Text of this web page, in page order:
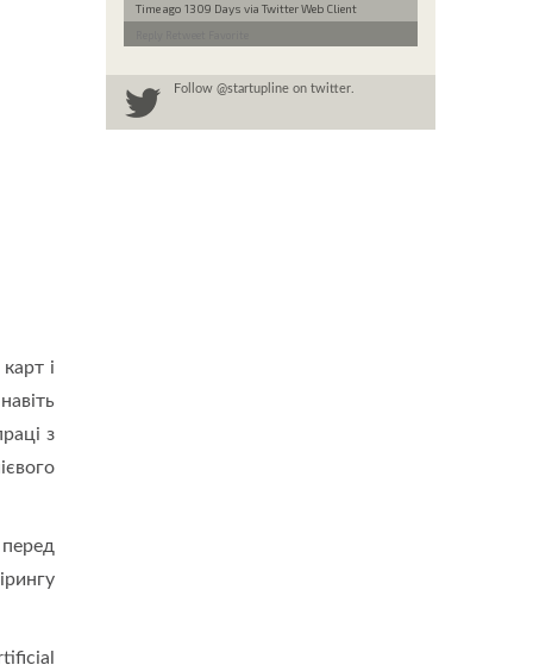
і
з
Time ago 1309 Days via Twitter Web Client
Follow@startupline on twitter.